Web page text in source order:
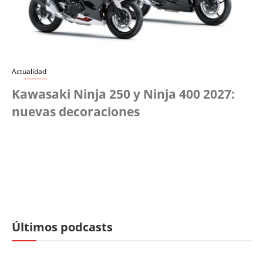
Actualidad
Kawasaki Ninja 250 y Ninja 400 2027:
nuevas decoraciones
Últimos podcasts